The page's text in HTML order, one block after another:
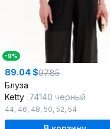
-9%
89.04 $97.85
Блуза
Ketty 74140 черный
44, 46, 48, 50, 52, 54